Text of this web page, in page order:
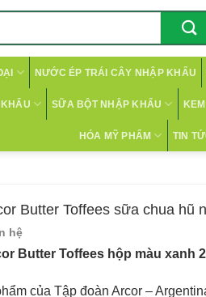
NƯỚC ÉP TRÁI CÂY NHẬP KHẨU
SỮA BỘT NHẬP KHẨU
HÓA MỸ PHẨM TIN
Butter Toffees sữa chua hũ
hệ
Butter Toffees hộp màu xanh
của Tập đoàn Arcor –